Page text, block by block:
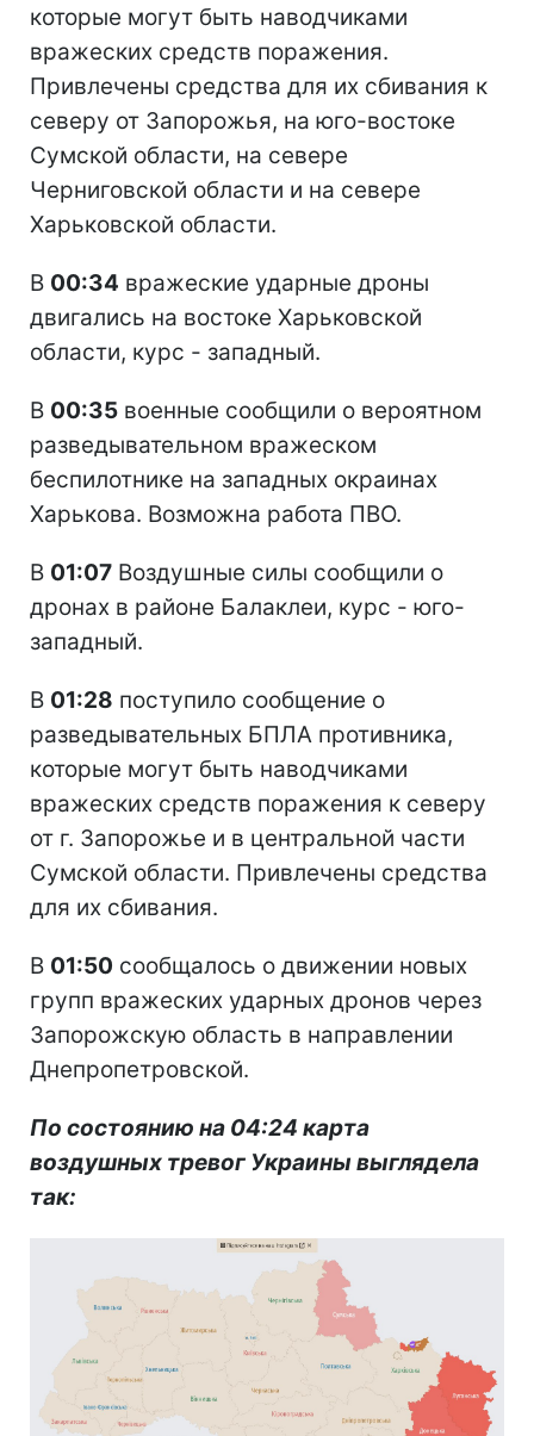
которые могут быть наводчиками
вражеских средств поражения.
Привлечены средства для их сбивания к
северу от Запорожья, на юго-востоке
Сумской области, на севере
Черниговской области и на севере
Харьковской области.
В 00:34 вражеские ударные дроны
двигались на востоке Харьковской
области, курс - западный.
В 00:35 военные сообщили о вероятном
разведывательном вражеском
беспилотнике на западных окраинах
Харькова. Возможна работа ПВО.
В 01:07 Воздушные силы сообщили о
дронах в районе Балаклеи, курс - юго-
западный.
В 01:28 поступило сообщение о
разведывательных БПЛА противника,
которые могут быть наводчиками
вражеских средств поражения к северу
от г. Запорожье и в центральной части
Сумской области. Привлечены средства
для их сбивания.
В 01:50 сообщалось о движении новых
групп вражеских ударных дронов через
Запорожскую область в направлении
Днепропетровской.
По состоянию на 04:24 карта
воздушных тревог Украины выглядела
так: